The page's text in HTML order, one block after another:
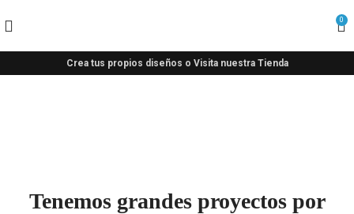
0
Crea tus propios diseños o Visita nuestra Tienda
Tenemos grandes proyectos por